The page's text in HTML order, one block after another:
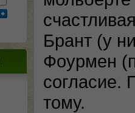
Брант (у
Фоурмен
согласие.
тому.